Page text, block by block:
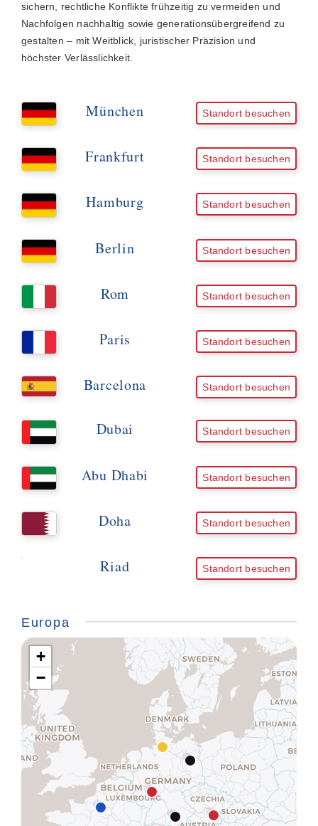
sichern, rechtliche Konflikte frühzeitig zu vermeiden und
Nachfolgen nachhaltig sowie generationsübergreifend zu
gestalten – mit Weitblick, juristischer Präzision und
höchster Verlässlichkeit.
München Standort besuchen
Frankfurt Standort besuchen
Hamburg Standort besuchen
Berlin Standort besuchen
Rom Standort besuchen
Paris Standort besuchen
Barcelona Standort besuchen
Dubai Standort besuchen
Abu Dhabi Standort besuchen
Doha Standort besuchen
Riad Standort besuchen
Europa
+
−